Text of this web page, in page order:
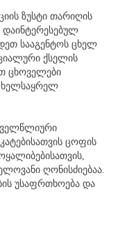
ზუსტი თარიღის
დაინტერესებულ
სააგენტოს ცხელ
ქსელის
ცხოველები
ხელსაყრელ
ცოფის
ღონისძიებაა.
უსაფრთხოება და